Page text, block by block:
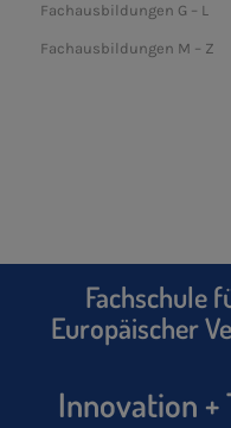
Fachausbildungen G – L
Fachausbildungen M – Z
Fachschule
Europäischer
Innovation